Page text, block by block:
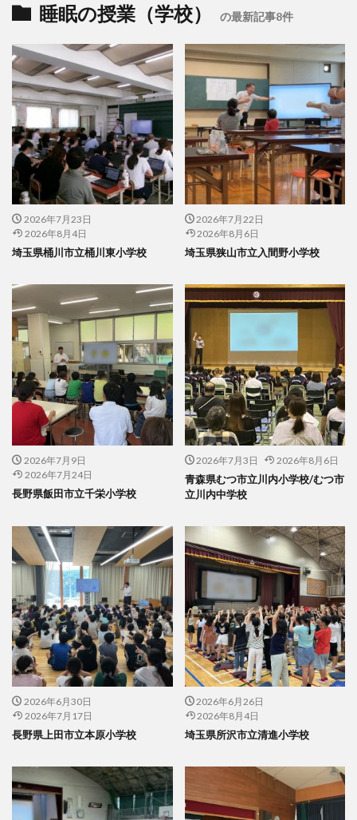
睡眠の授業（学校） の最新記事8件
2026年7月23日
2026年8月4日
埼玉県桶川市立桶川東小学校
2026年7月22日
2026年8月6日
埼玉県狭山市立入間野小学校
2026年7月9日
2026年7月24日
長野県飯田市立千栄小学校
2026年7月3日 2026年8月6日
青森県むつ市立川内小学校/むつ市
立川内中学校
2026年6月30日
2026年7月17日
長野県上田市立本原小学校
2026年6月26日
2026年8月4日
埼玉県所沢市立清進小学校